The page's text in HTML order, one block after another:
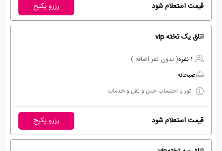
قیمت استعلام شود رزرو پکیج
اتاق یک تخته vip
1 نفره
( بدون نفر اضافه )
صبحانه
تور با احتساب حمل و نقل و خدمات
قیمت استعلام شود رزرو پکیج